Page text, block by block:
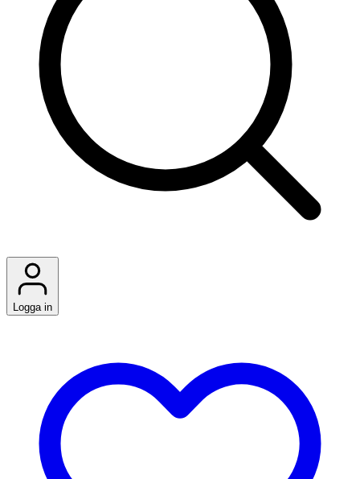
Logga in